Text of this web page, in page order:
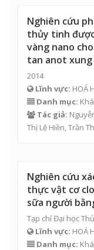
Nghiên cứu
thủy tinh
vàng nano
tan anot xung
2014
Lĩnh vực: HOÁ
Danh mục:
Tác giả:
Thị Lệ Hiền, Trần
Nghiên cứu
thực vật cơ
sữa người
Tạp chí Đại học
Lĩnh vực: HOÁ
Danh mục: